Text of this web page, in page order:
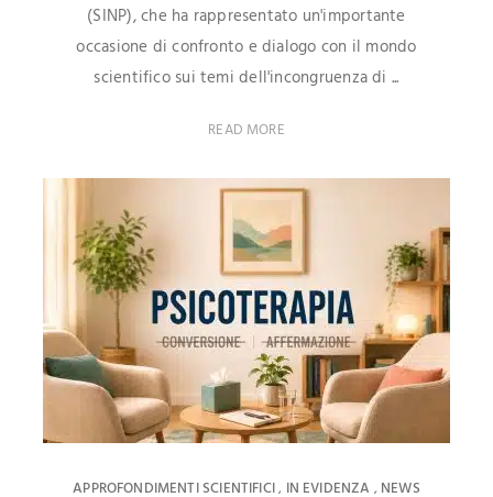
(SINP), che ha rappresentato un'importante
occasione di confronto e dialogo con il mondo
scientifico sui temi dell'incongruenza di ...
READ MORE
APPROFONDIMENTI SCIENTIFICI, IN EVIDENZA , NEWS